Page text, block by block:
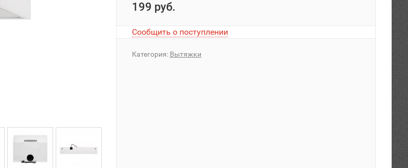
199 руб.
Сообщить о поступлении
Категория: Вытяжки